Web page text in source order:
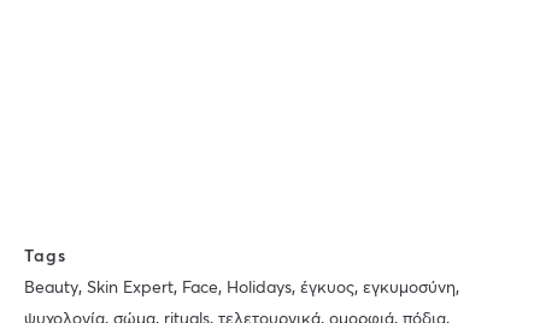
Tags
Beauty, Skin Expert, Face, Holidays, έγκυος, εγκυμοσύνη,
, , , , , ,